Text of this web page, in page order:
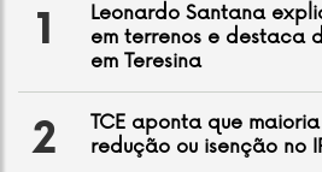
1
Leonardo Santana
em terrenos e destaca
em Teresina
2
TCE aponta que
redução ou isenção no